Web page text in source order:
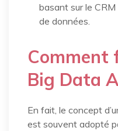
basant sur le CRM
de données.
Comment
Big Data
En fait, le concept
est souvent adopté